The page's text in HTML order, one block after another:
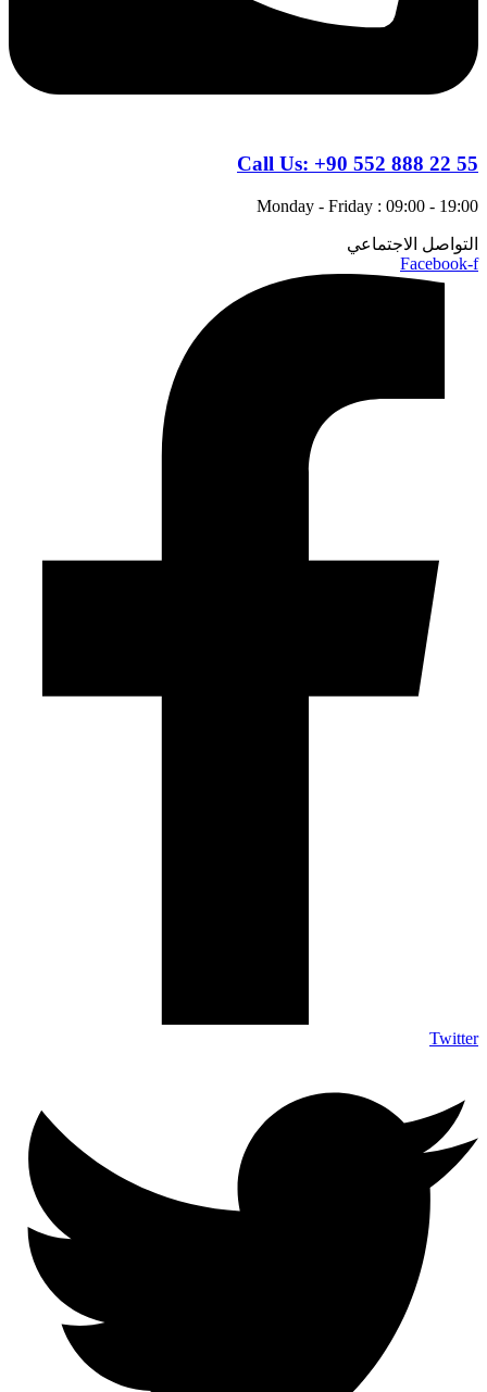
Call Us: +90 552 888 22 55
Monday - Friday : 09:00 - 19:00
التواصل الاجتماعي
Facebook-f
Twitter